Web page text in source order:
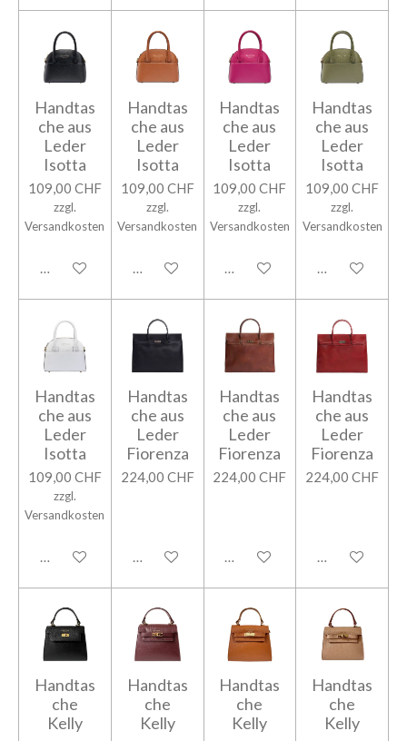
Handtas
che aus
Leder
Isotta
109,00 CHF
zzgl.
Versandkosten
In den Warenkorb
Handtas
che aus
Leder
Isotta
109,00 CHF
zzgl.
Versandkosten
In den Warenkorb
Handtas
che aus
Leder
Isotta
109,00 CHF
zzgl.
Versandkosten
In den Warenkorb
Handtas
che aus
Leder
Isotta
109,00 CHF
zzgl.
Versandkosten
In den
Handtas
che aus
Leder
Isotta
109,00 CHF
zzgl.
Versandkosten
In den Warenkorb
Handtas
che aus
Leder
Fiorenza
224,00 CHF
In den Warenkorb
Handtas
che aus
Leder
Fiorenza
224,00 CHF
In den Warenkorb
Handtas
che aus
Leder
Fiorenza
224,00 CHF
In den
Handtas
che
Kelly
Handtas
che
Kelly
Handtas
che
Kelly
Handtas
che
Kelly